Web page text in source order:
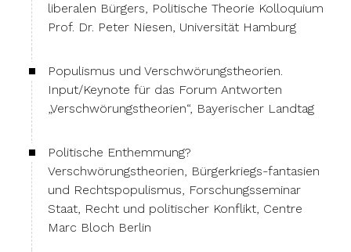
liberalen Bürgers, Politische Theorie Kolloquium
Prof. Dr. Peter Niesen, Universität Hamburg
Populismus und Verschwörungstheorien.
Input/Keynote für das Forum Antworten
„Verschwörungstheorien“, Bayerischer Landtag
Politische Enthemmung?
Verschwörungstheorien, Bürgerkriegs-fantasien
und Rechtspopulismus, Forschungsseminar
Staat, Recht und politischer Konflikt, Centre
Marc Bloch Berlin